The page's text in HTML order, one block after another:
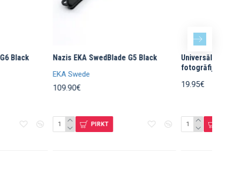
THERMTEC Ventus 650L termālais
PIRKT
Swarovski ME 1,7x
PIRKT